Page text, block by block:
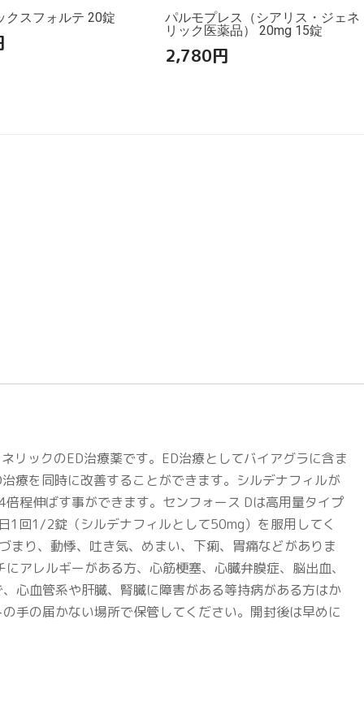
クスフォルテ 20錠
パルモプレス（シアリス・ジェネ
リック医薬品） 20mg 15錠
2,780円
リックのED治療薬です。ED治療としてバイアグラに含ま
療を同時に改善することができます。シルデナフィルが
程伸ばす事ができます。センフォース Dは高用量タイプ
1回1/2錠（シルデナフィルとして50mg）を服用してく
り、動悸、吐き気、めまい、下痢、胃痛などがありま
アレルギーがある方、心筋梗塞、心臓弁膜症、脳出血、
心血管系や肝臓、腎臓に障害がある等持病がある方はか
手の届かない場所で保管してください。開封後は早めに